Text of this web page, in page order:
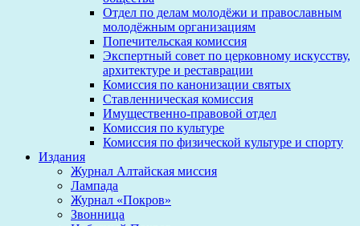
Отдел по делам молодёжи и православным
молодёжным организациям
Попечительская комиссия
Экспертный совет по церковному искусству,
архитектуре и реставрации
Комиссия по канонизации святых
Ставленническая комиссия
Имущественно-правовой отдел
Комиссия по культуре
Комиссия по физической культуре и спорту
Издания
Журнал Алтайская миссия
Лампада
Журнал «Покров»
Звонница